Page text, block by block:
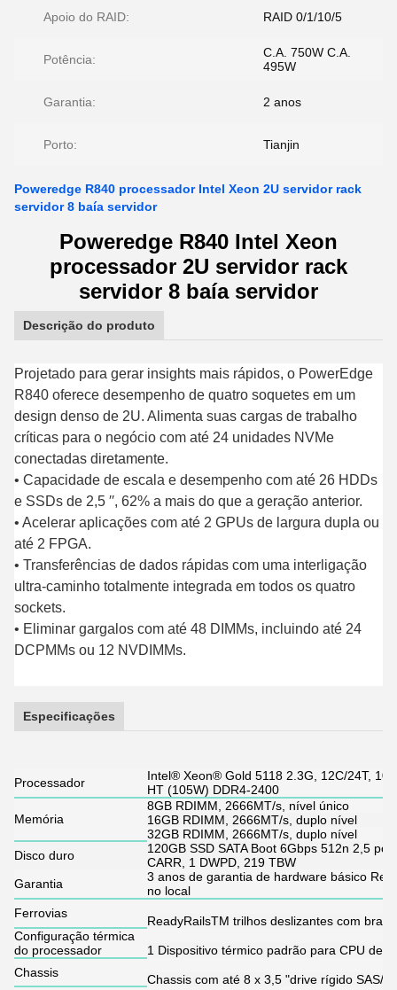
Apoio do RAID: RAID 0/1/10/5
Potência:
C.A. 750W C.A.
495W
Garantia: 2 anos
Porto: Tianjin
Poweredge R840 processador Intel Xeon 2U servidor rack
servidor 8 baía servidor
Poweredge R840 Intel Xeon
processador 2U servidor rack
servidor 8 baía servidor
Descrição do produto
Projetado para gerar insights mais rápidos, o PowerEdge
R840 oferece desempenho de quatro soquetes em um
design denso de 2U. Alimenta suas cargas de trabalho
críticas para o negócio com até 24 unidades NVMe
conectadas diretamente.
• Capacidade de escala e desempenho com até 26 HDDs
e SSDs de 2,5 ′′, 62% a mais do que a geração anterior.
• Acelerar aplicações com até 2 GPUs de largura dupla ou
até 2 FPGA.
• Transferências de dados rápidas com uma interligação
ultra-caminho totalmente integrada em todos os quatro
sockets.
• Eliminar gargalos com até 48 DIMMs, incluindo até 24
DCPMMs ou 12 NVDIMMs.
Especificações
Processador
Intel® Xeon® Gold 5118 2.3G, 12C/24T,
HT (105W) DDR4-2400
Memória
8GB RDIMM, 2666MT/s, nível único
16GB RDIMM, 2666MT/s, duplo nível
32GB RDIMM, 2666MT/s, duplo nível
Disco duro
120GB SSD SATA Boot 6Gbps 512n 2,5
CARR, 1 DWPD, 219 TBW
Garantia
3 anos de garantia de hardware básico
no local
Ferrovias
ReadyRailsTM trilhos deslizantes com
Configuração térmica
do processador
1 Dispositivo térmico padrão para CPU de
Chassis
Chassis com até 8 x 3,5 "drive rígido SAS/